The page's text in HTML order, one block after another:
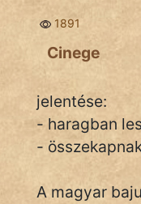
Szállóigék
Szóláscsoportok
Szólások
Tréfás
1891
Cinege
jelentése:
- haragban
-
A magyar